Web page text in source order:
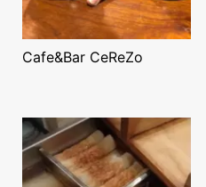
Cafe&Bar CeReZo